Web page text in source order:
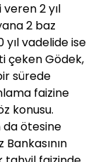
veren 2 yıl
2 baz
yıl vadelide ise
çeken Gödek,
sürede
faizine
konusu.
da ötesine